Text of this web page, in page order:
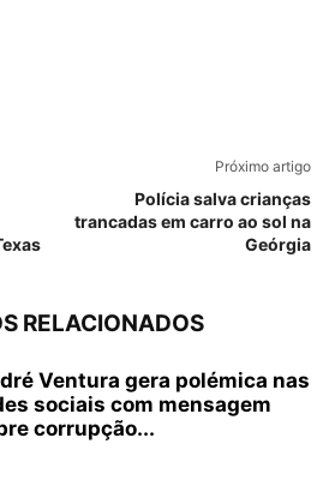
Próximo artigo
Polícia salva crianças
trancadas em carro ao sol na
Geórgia
RELACIONADOS
Ventura gera polémica nas
sociais com mensagem
corrupção...